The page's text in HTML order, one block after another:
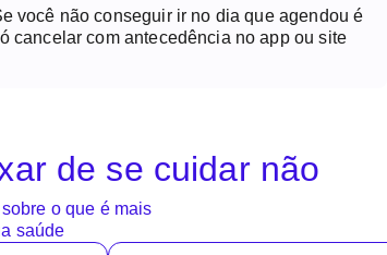
você não conseguir ir no dia que agendou é
cancelar com antecedência no app ou site
de se cuidar não
o que é mais
saúde